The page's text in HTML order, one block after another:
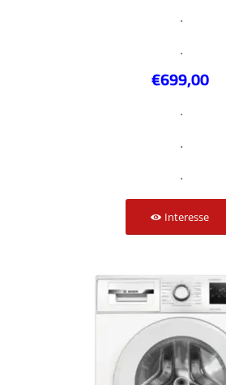
.
.
€699,00
.
.
.
Interesse